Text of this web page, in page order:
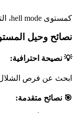
كمستوى hell mode، التخطيط الأمثل للحركات أمر بالغ الأهمية لتحقيق أفضل نتيجة.
نصائح وحيل المستوى
💡 نصيحة احترافية:
ابحث عن فرص الشلال
🎯 نصائح متقدمة: